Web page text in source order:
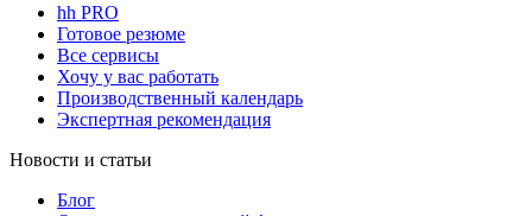
hh PRO
Готовое резюме
Все сервисы
Хочу у вас работать
Производственный календарь
Экспертная рекомендация
Новости и статьи
Блог